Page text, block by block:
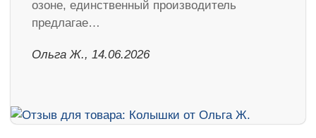
озоне, единственный производитель
предлагае…
Ольга Ж., 14.06.2026